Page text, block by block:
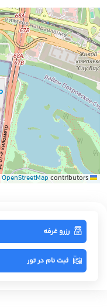
OpenStreetMap contributors
رزرو غرفه
ثبت نام در تور